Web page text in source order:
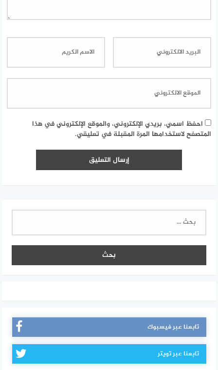
احفظ اسمي، بريدي الإلكتروني، والموقع الإلكتروني في هذا
المتصفح لاستخدامها المرة المقبلة في تعليقي.
البحث
تابعنا عبر فيسبوك
تابعنا عبر تويتر